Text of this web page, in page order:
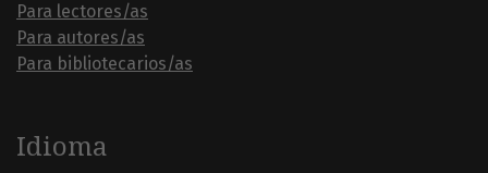
Para lectores/as
Para autores/as
Para bibliotecarios/as
Idioma